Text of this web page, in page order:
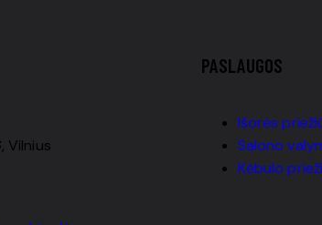
, Vilnius
PASLAUGOS
Išorės
Salono
Kėbulo